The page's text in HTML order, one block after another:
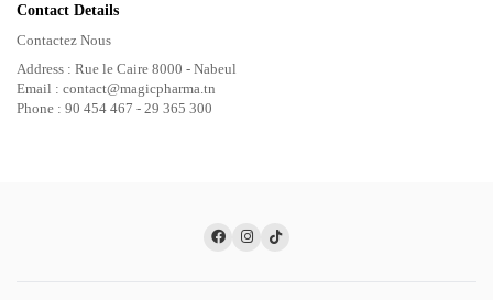
Contact Details
Contactez Nous
Address : Rue le Caire 8000 - Nabeul
Email : contact@magicpharma.tn
Phone : 90 454 467 - 29 365 300